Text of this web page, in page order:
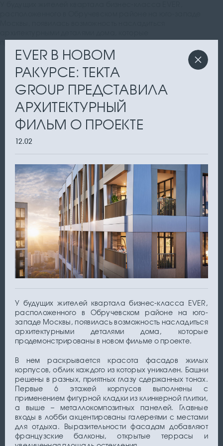
продемонстрированы в новом фильме о проекте
EVER В НОВОМ
РАКУРСЕ: TEKTA
GROUP ПРЕДСТАВИЛА
АРХИТЕКТУРНЫЙ
ФИЛЬМ О ПРОЕКТЕ
12.02
У будущих жителей квартала бизнес-класса EVER,
расположенного в Обручевском районе на юго-
западе Москвы, появилась возможность насладиться
архитектурными деталями дома, которые
продемонстрированы в новом фильме о проекте.
В нем раскрывается красота фасадов жилых
корпусов, облик каждого из которых уникален. Башни
решены в разных, приятных глазу сдержанных тонах.
Первые 6 этажей корпусов выполнены с
применением фигурной кладки из клинкерной плитки,
а выше – металлокомпозитных панелей. Главные
входы в лобби акцентированы галереями с местами
для отдыха. Выразительности фасадам добавляют
французские балконы, открытые террасы и